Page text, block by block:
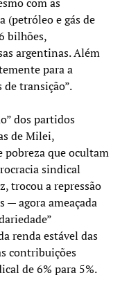
(petróleo e gás de
bilhões,
argentinas. Além
para a
de transição”.
dos partidos
de Milei,
pobreza que ocultam
sindical
trocou a repressão
— agora ameaçada
renda estável das
contribuições
de 6% para 5%.